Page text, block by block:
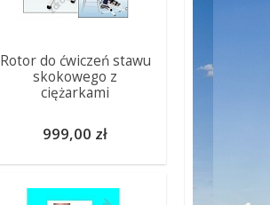
Rotor do ćwiczeń stawu
skokowego z
ciężarkami
999,00 zł